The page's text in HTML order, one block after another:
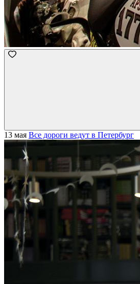
13 мая Все дороги ведут в Петербург